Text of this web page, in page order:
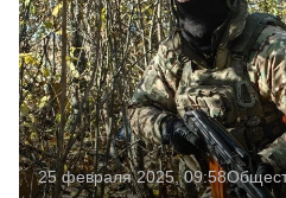
25 февраля 2025, 09:58